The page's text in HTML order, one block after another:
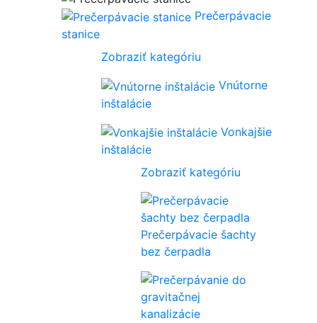
Prečerpávacie
stanice
Zobraziť kategóriu
Vnútorne
inštalácie
Vonkajšie
inštalácie
Zobraziť kategóriu
Prečerpávacie šachty
bez čerpadla